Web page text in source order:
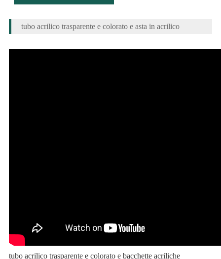
tubo acrilico trasparente e colorato e asta in acrilico
tubo acrilico trasparente e colorato e bacchette acriliche